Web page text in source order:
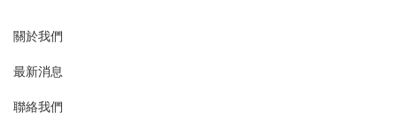
關於我們
最新消息
聯絡我們